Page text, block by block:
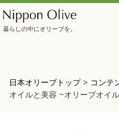
暮らしの中にオリーブを。
日本オリーブトップ> コンテ
オイルと美容 ~オリーブオイ